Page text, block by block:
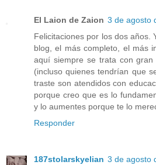
El Laion de Zaion 3 de agosto
Felicitaciones por los dos años.
blog, el más completo, el más
aquí siempre se trata con
(incluso quienes tendrían que
traste son atendidos con
porque creo que es lo
y lo aumentes porque te lo
Responder
187stolarskyelian 3 de agosto